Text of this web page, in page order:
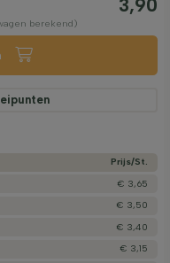
3,90
berekend)
Prijs/­St.
€ 3,65
€ 3,50
€ 3,40
€ 3,15